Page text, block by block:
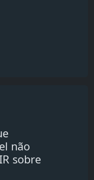
não
sobre